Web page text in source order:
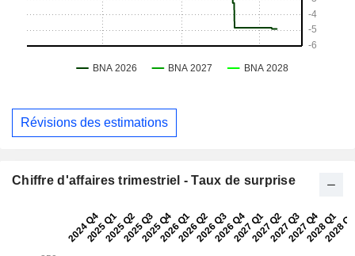
Révisions des estimations
Chiffre d'affaires trimestriel - Taux de surprise